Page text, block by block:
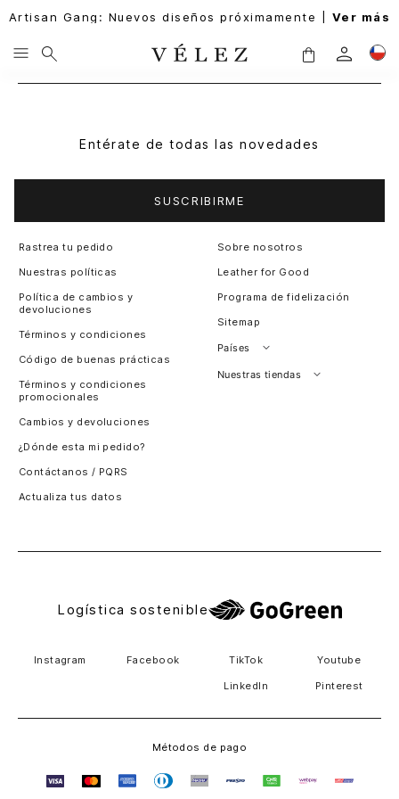
Artisan Gang: Nuevos diseños próximamente | Ver más
Entérate de todas las novedades
SUSCRIBIRME
Rastrea tu pedido
Nuestras políticas
Política de cambios y
devoluciones
Términos y condiciones
Código de buenas prácticas
Términos y condiciones
promocionales
Cambios y devoluciones
¿Dónde esta mi pedido?
Contáctanos / PQRS
Actualiza tus datos
Sobre nosotros
Leather for Good
Programa de fidelización
Sitemap
Países
Perú
Nuestras tiendas
Logística sostenible
Instagram Facebook TikTok Youtube
LinkedIn Pinterest
Métodos de pago